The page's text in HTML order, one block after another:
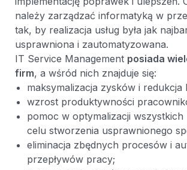
należy zarządzać informatyką w
tak, by realizacja usług była jak
usprawniona i zautomatyzowana.
IT Service Management posiada
firm, a wśród nich znajduje się:
maksymalizacja zysków i redukcja
wzrost produktywności
pomoc w optymalizacji
celu stworzenia usprawnionego
eliminacja zbędnych procesów i
przepływów pracy;